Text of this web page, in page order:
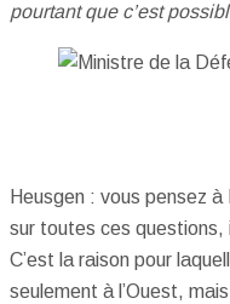
pourtant que c’est
Heusgen : vous pensez
sur toutes ces
C’est la raison pour
seulement à l’Ouest,